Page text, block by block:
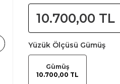
10.700,00 TL
Yüzük Ölçüsü Gümüş
Gümüş
10.700,00 TL